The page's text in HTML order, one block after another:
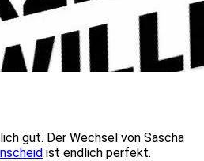
gut. Der Wechsel von Sascha
ist endlich perfekt.